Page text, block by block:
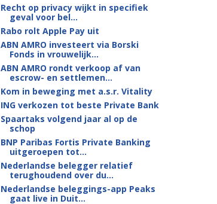
Recht op privacy wijkt in specifiek
geval voor bel...
Rabo rolt Apple Pay uit
ABN AMRO investeert via Borski
Fonds in vrouwelijk...
ABN AMRO rondt verkoop af van
escrow- en settlemen...
Kom in beweging met a.s.r. Vitality
ING verkozen tot beste Private Bank
Spaartaks volgend jaar al op de
schop
BNP Paribas Fortis Private Banking
uitgeroepen tot...
Nederlandse belegger relatief
terughoudend over du...
Nederlandse beleggings-app Peaks
gaat live in Duit...